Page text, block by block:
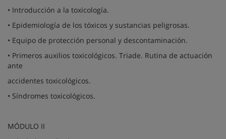
• Introducción a la toxicología.
• Epidemiología de los tóxicos y sustancias peligrosas.
• Equipo de protección personal y descontaminación.
• Primeros auxilios toxicológicos. Triade. Rutina de actuación
ante
accidentes toxicológicos.
• Síndromes toxicológicos.
MÓDULO II